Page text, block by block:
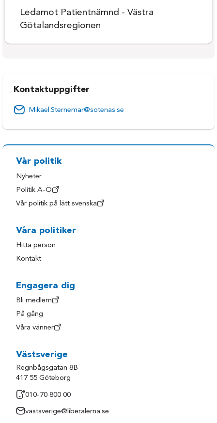
Ledamot Patientnämnd - Västra
Götalandsregionen
Kontaktuppgifter
Mikael.Sternemar@sotenas.se
Vår politik
Nyheter
Politik A-Ö
Vår politik på lätt svenska
Våra politiker
Hitta person
Kontakt
Engagera dig
Bli medlem
På gång
Våra vänner
Västsverige
Regnbågsgatan 8B
417 55 Göteborg
010-70 800 00
vastsverige@liberalerna.se